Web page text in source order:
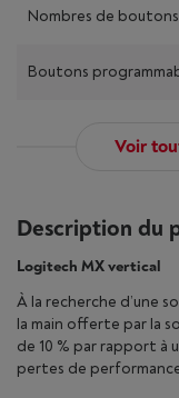
Nombres de boutons
Boutons
Voir
Description du
Logitech MX vertical
À la recherche d’une
la main offerte par la
de 10 % par rapport à
pertes de